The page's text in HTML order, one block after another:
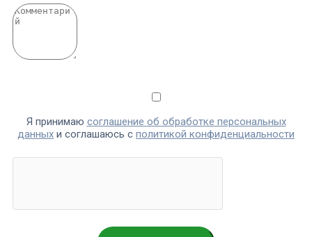
Я принимаю соглашение об обработке персональных
данных и соглашаюсь с политикой конфиденциальности